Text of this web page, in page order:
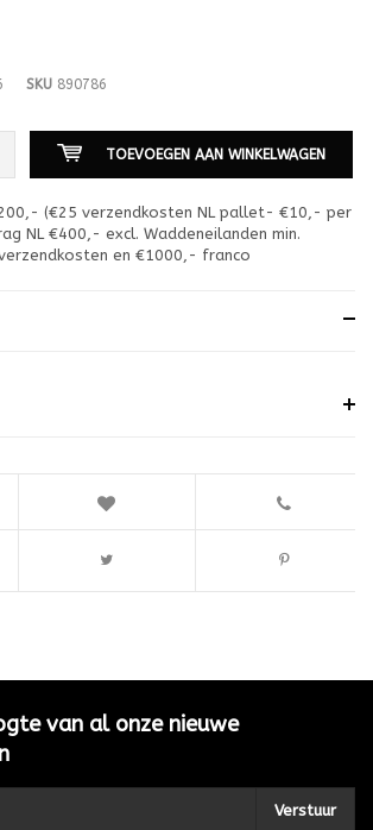
SKU 890786
TOEVOEGEN AAN WINKELWAGEN
(€25 verzendkosten NL pallet- €10,- per
NL €400,- excl. Waddeneilanden min.
en €1000,- franco
van al onze nieuwe
Verstuur